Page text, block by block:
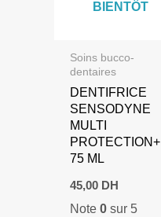
BIENTÔT
Soins bucco-
dentaires
DENTIFRICE
SENSODYNE
MULTI
PROTECTION+
75 ML
45,00 DH
Note 0sur 5